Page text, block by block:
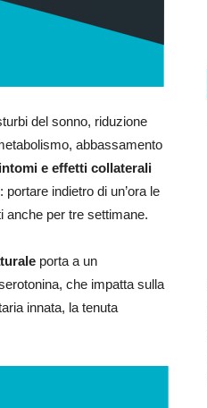
del sonno, riduzione
abbassamento
e effetti collaterali
: portare indietro di un’ora le
anche per tre settimane.
porta a un
che impatta sulla
innata, la tenuta